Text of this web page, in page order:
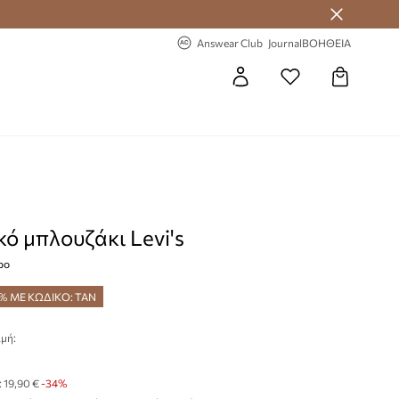
Club
Answear Club JournalΒΟΗΘΕΙΑ
μπλουζάκι Levi's
ΜΕ ΚΩΔΙΚΟ: TAN
19,90 €-34%